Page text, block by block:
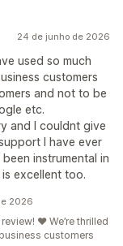
24 de junho de 2026
used so much
customers
and not to be
etc.
and I couldnt give
I have ever
instrumental in
excellent too.
2026
❤️ We’re thrilled
customers